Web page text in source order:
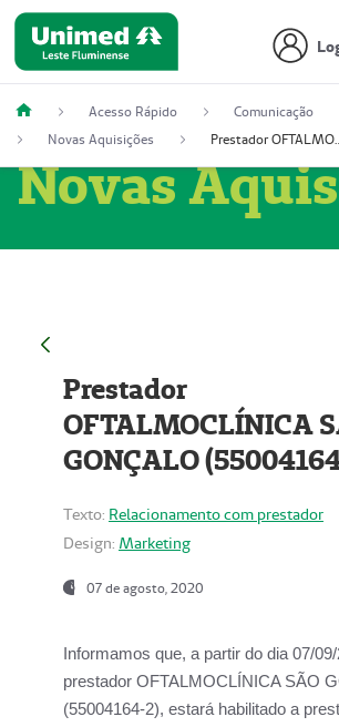
Acesso Rápido
Comunicação
Novas Aquisições
Prestador
Novas
Prestador
OFTALMOCLÍNICA
GONÇALO
Texto: Relacionamento com prestador
Design: Marketing
07 de agosto, 2020
Informamos que, a partir do dia 07/
prestador OFTALMOCLÍNICA SÃO
(55004164-2), estará habilitado a